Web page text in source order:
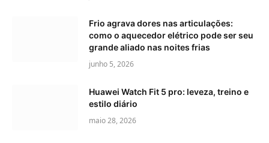
Frio agrava dores nas articulações:
como o aquecedor elétrico pode ser seu
grande aliado nas noites frias
junho 5, 2026
Huawei Watch Fit 5 pro: leveza, treino e
estilo diário
maio 28, 2026